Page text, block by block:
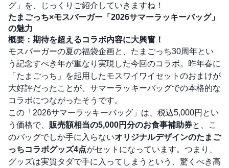
グ」を、じっくりご紹介していきますね！
たまごっち×モスバーガー「2026サマーラッキーバッグ」
の魅力
概要：期待を超えるコラボ内容に大興奮！
モスバーガーの夏の福袋企画と、たまごっち30周年とい
う記念すべき年が重なり実現した今回のコラボ。昨年春に
「たまごっち」を起用したモスワイワイセットのおまけが
大好評だったことが、サマーラッキーバッグでの本格的な
コラボにつながったそうです。
この「2026サマーラッキーバッグ」は、税込5,000円とい
う価格で、 販売額相当の5,000円分のお食事補助券と、こ
のバッグでしか手に入らないオリジナルデザインのたまご
っちコラボグッズ4点がセットになっています。つまり、
グッズは実質タダで手に入ってしまうという、驚くべき高